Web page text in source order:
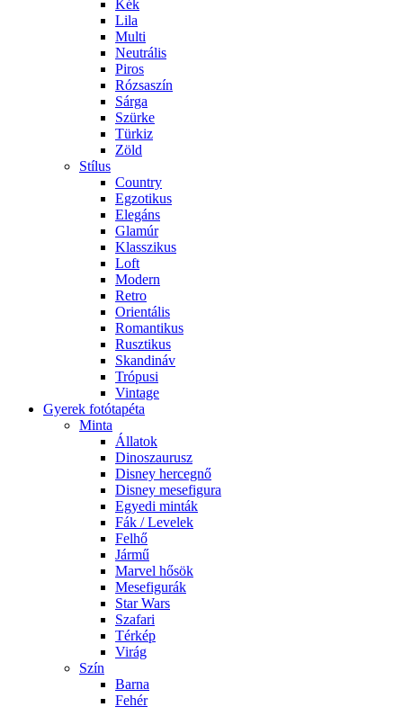
Kék
Lila
Multi
Neutrális
Piros
Rózsaszín
Sárga
Szürke
Türkiz
Zöld
Stílus
Country
Egzotikus
Elegáns
Glamúr
Klasszikus
Loft
Modern
Retro
Orientális
Romantikus
Rusztikus
Skandináv
Trópusi
Vintage
Gyerek fotótapéta
Minta
Állatok
Dinoszaurusz
Disney hercegnő
Disney mesefigura
Egyedi minták
Fák / Levelek
Felhő
Jármű
Marvel hősök
Mesefigurák
Star Wars
Szafari
Térkép
Virág
Szín
Barna
Fehér